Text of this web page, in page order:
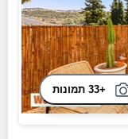
+33 תמונות